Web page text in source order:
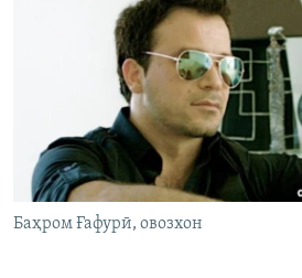
Баҳром Ғафурӣ, овозхон